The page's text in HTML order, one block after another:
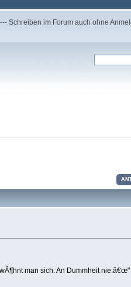
--- Schreiben im Forum auch ohne
man sich. An Dummheit nie.â€œ"